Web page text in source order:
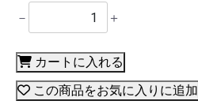
－ ＋
カートに入れる
この商品をお気に入りに追加